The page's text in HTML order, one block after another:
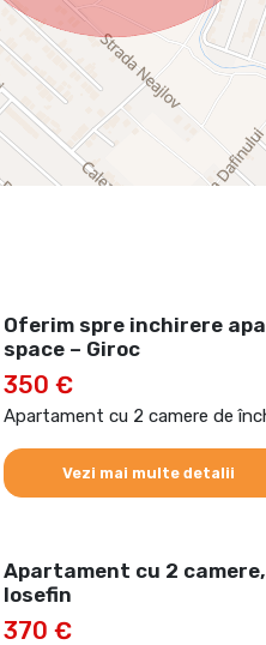
Oferim spre inchirere
space – Giroc
350 €
Apartament cu 2 camere de
Vezi mai multe detalii
Apartament cu 2
Iosefin
370 €